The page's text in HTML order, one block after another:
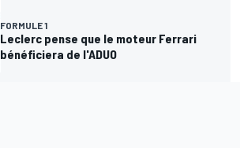
FORMULE 1
Leclerc pense que le moteur Ferrari
bénéficiera de l'ADUO